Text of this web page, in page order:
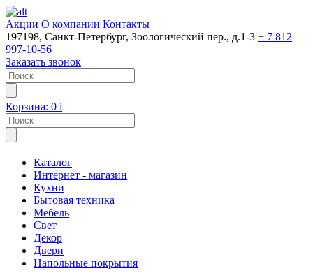
Акции О компании Контакты
197198, Санкт-Петербург, Зоологический пер., д.1-3 + 7 812
997-10-56
Заказать звонок
Корзина: 0 i
Каталог
Интернет - магазин
Кухни
Бытовая техника
Мебель
Свет
Декор
Двери
Напольные покрытия